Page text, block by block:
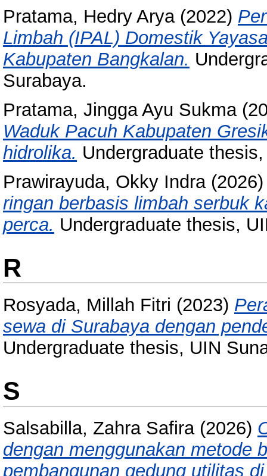
Pratama, Hedry Arya(2022)
Limbah (IPAL) Domestik
Kabupaten Bangkalan.
Surabaya.
Pratama, Jingga Ayu Sukma
Waduk Pacuh Kabupaten
hidrolika. Undergraduate
Prawirayuda, Okky Indra
ringan berbasis limbah serbuk
perca. Undergraduate thesis,
R
Rosyada, Millah Fitri (2023)
sewa di Surabaya dengan
Undergraduate thesis, UIN
S
Salsabilla, Zahra Safira(2026)
dengan menggunakan metode
pembangunan gedung utilitas